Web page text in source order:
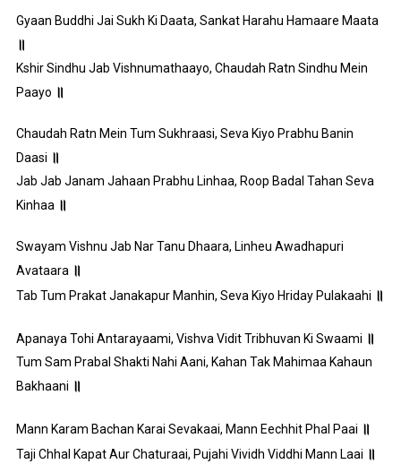
Gyaan Buddhi Jai Sukh Ki Daata, Sankat Harahu Hamaare Maata
॥
Kshir Sindhu Jab Vishnumathaayo, Chaudah Ratn Sindhu Mein
Paayo ॥
Chaudah Ratn Mein Tum Sukhraasi, Seva Kiyo Prabhu Banin
Daasi ॥
Jab Jab Janam Jahaan Prabhu Linhaa, Roop Badal Tahan Seva
Kinhaa ॥
Swayam Vishnu Jab Nar Tanu Dhaara, Linheu Awadhapuri
Avataara ॥
Tab Tum Prakat Janakapur Manhin, Seva Kiyo Hriday Pulakaahi ॥
Apanaya Tohi Antarayaami, Vishva Vidit Tribhuvan Ki Swaami ॥
Tum Sam Prabal Shakti Nahi Aani, Kahan Tak Mahimaa Kahaun
Bakhaani ॥
Mann Karam Bachan Karai Sevakaai, Mann Eechhit Phal Paai ॥
Taji Chhal Kapat Aur Chaturaai, Pujahi Vividh Viddhi Mann Laai ॥